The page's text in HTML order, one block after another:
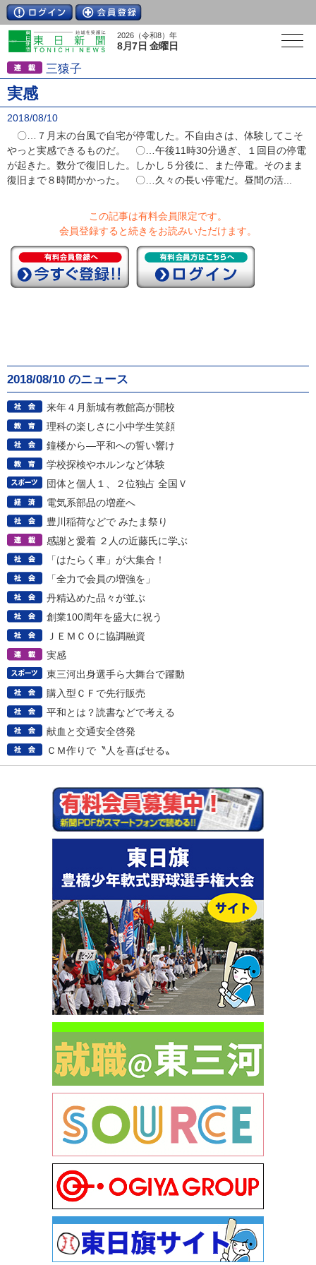
2026（令和8）年
8月7日 金曜日
三猿子
実感
2018/08/10
〇…７月末の台風で自宅が停電した。不自由さは、体験してこそ
やっと実感できるものだ。 〇…午後11時30分過ぎ、１回目の停電
が起きた。数分で復旧した。しかし５分後に、また停電。そのまま
復旧まで８時間かかった。 〇…久々の長い停電だ。昼間の活...
この記事は有料会員限定です。
会員登録すると続きをお読みいただけます。
2018/08/10 のニュース
来年４月新城有教館高が開校
理科の楽しさに小中学生笑顔
鐘楼から―平和への誓い響け
学校探検やホルンなど体験
団体と個人１、２位独占 全国Ｖ
電気系部品の増産へ
豊川稲荷などで みたま祭り
感謝と愛着 ２人の近藤氏に学ぶ
「はたらく車」が大集合！
「全力で会員の増強を」
丹精込めた品々が並ぶ
創業100周年を盛大に祝う
ＪＥＭＣＯに協調融資
実感
東三河出身選手ら大舞台で躍動
購入型ＣＦで先行販売
平和とは？読書などで考える
献血と交通安全啓発
ＣＭ作りで〝人を喜ばせる〟